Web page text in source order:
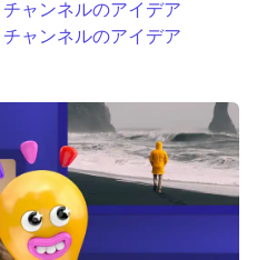
ャンネルのアイデア
ャンネルのアイデア